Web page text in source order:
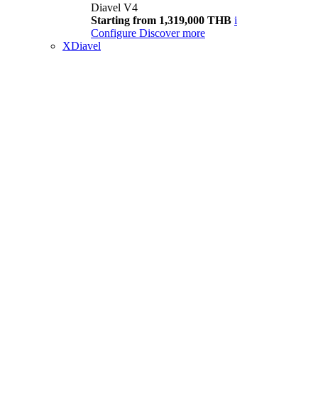
Diavel V4
Starting from 1,319,000 THB i
Configure Discover more
XDiavel